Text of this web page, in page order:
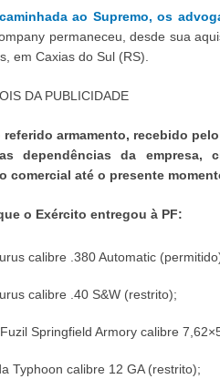
ao Supremo, os
permaneceu, desde sua
em Caxias do Sul (RS).
DA PUBLICIDADE
referido armamento, recebido
dependências da empresa,
comercial até o presente
o Exército entregou à PF:
calibre .380 Automatic
calibre .40 S&W (restrito);
Springfield Armory calibre
Typhoon calibre 12 GA (restrito);